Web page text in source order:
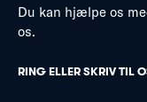
Du kan hjælpe os
os.
RING ELLER SKRIV TIL